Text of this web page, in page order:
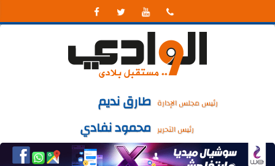
   
رئيس مجلس الإدارة طارق نديم
رئيس التحرير محمود نفادي